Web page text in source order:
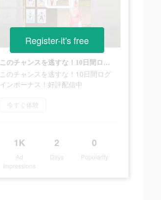
このチャンスを逃すな！10日間ログインボーナス！好評配信中
このチャンスを逃すな！10日間ログ
インボーナス！好評配信中
今すぐ体験
1K
Ad
Impressions
2
Days
0
Popularity
Register-it's free